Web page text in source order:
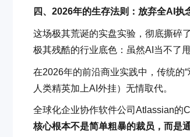
四、2026年的生存法则：放弃全AI执
这场极其荒诞的实盘实验，彻底撕碎
极其残酷的行业底色：虽然AI当不了
在2026年的前沿商业实践中，传统的
人类精英加上AI外挂）无情取代。
全球化企业协作软件公司Atlassian的
核心根本不是简单粗暴的裁员，而是